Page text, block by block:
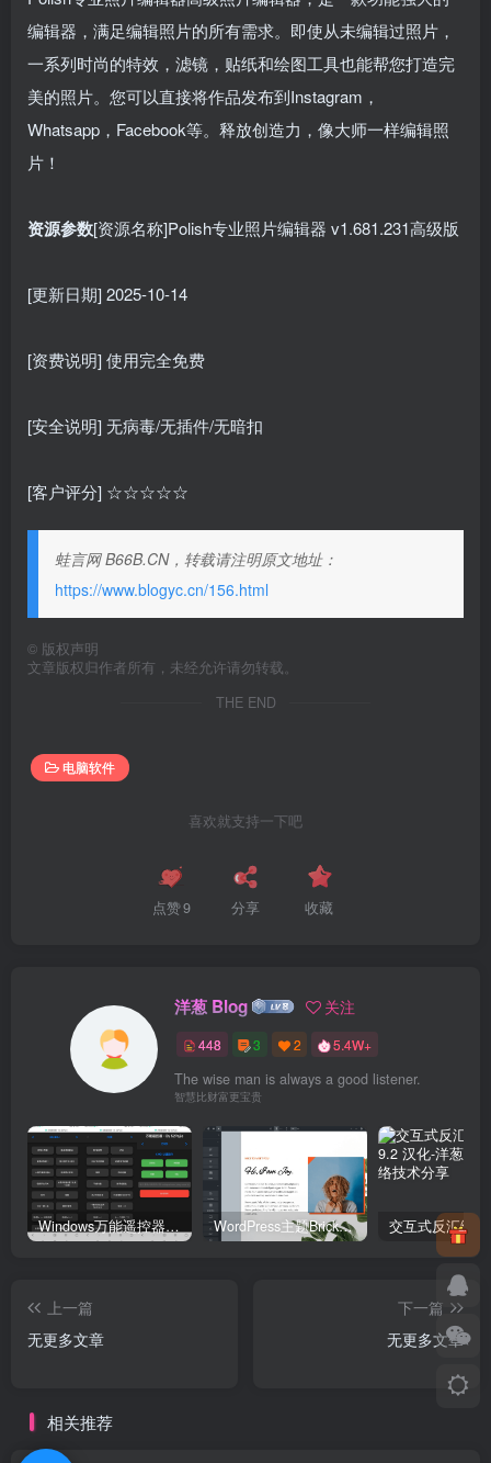
编辑器，满足编辑照片的所有需求。即使从未编辑过照片，
一系列时尚的特效，滤镜，贴纸和绘图工具也能帮您打造完
美的照片。您可以直接将作品发布到Instagram，
Whatsapp，Facebook等。释放创造力，像大师一样编辑照
片！
资源参数[资源名称]Polish专业照片编辑器 v1.681.231高级版
[更新日期] 2025-10-14
[资费说明] 使用完全免费
[安全说明] 无病毒/无插件/无暗扣
[客户评分] ☆☆☆☆☆
蛙言网 B66B.CN，转载请注明原文地址：
https://www.blogyc.cn/156.html
© 版权声明
文章版权归作者所有，未经允许请勿转载。
THE END
电脑软件
喜欢就支持一下吧
点赞9 分享 收藏
洋葱 Blog 关注
448 3 2 5.4W+
The wise man is always a good listener.
智慧比财富更宝贵
Windows万能遥控器 V0.1 WordPress主题Bricks v1.9 破解版
上一篇
无更多文章
下一篇
无更多文章
相关推荐